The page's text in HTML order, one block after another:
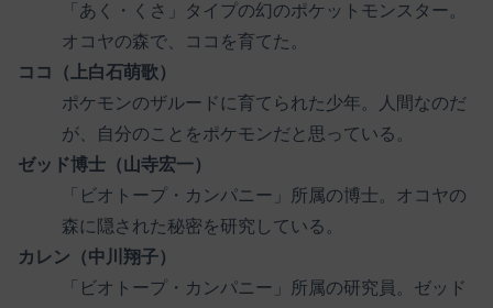
「あく・くさ」タイプの幻のポケットモンスター。
オコヤの森で、ココを育てた。
ココ（上白石萌歌）
ポケモンのザルードに育てられた少年。人間なのだ
が、自分のことをポケモンだと思っている。
ゼッド博士（山寺宏一）
「ビオトープ・カンパニー」所属の博士。オコヤの
森に隠された秘密を研究している。
カレン（中川翔子）
「ビオトープ・カンパニー」所属の研究員。ゼッド